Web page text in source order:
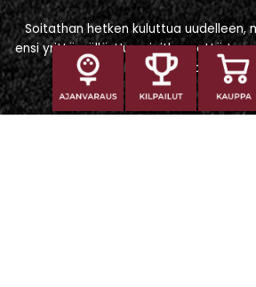
Soitathan hetken kuluttua uudelleen,
ensi yrittämällä. Huomioithan, että
vaikeampi tavoittaa
Iitti Golf